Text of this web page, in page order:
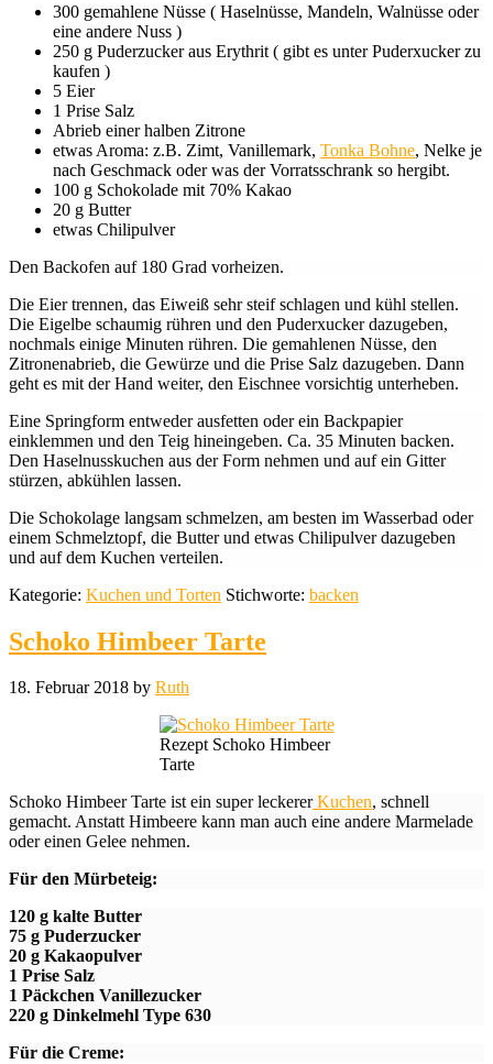
300 gemahlene Nüsse ( Haselnüsse, Mandeln, Walnüsse oder
eine andere Nuss )
250 g Puderzucker aus Erythrit ( gibt es unter Puderxucker zu
kaufen )
5 Eier
1 Prise Salz
Abrieb einer halben Zitrone
etwas Aroma: z.B. Zimt, Vanillemark, Tonka Bohne, Nelke je
nach Geschmack oder was der Vorratsschrank so hergibt.
100 g Schokolade mit 70% Kakao
20 g Butter
etwas Chilipulver
Den Backofen auf 180 Grad vorheizen.
Die Eier trennen, das Eiweiß sehr steif schlagen und kühl stellen.
Die Eigelbe schaumig rühren und den Puderxucker dazugeben,
nochmals einige Minuten rühren. Die gemahlenen Nüsse, den
Zitronenabrieb, die Gewürze und die Prise Salz dazugeben. Dann
geht es mit der Hand weiter, den Eischnee vorsichtig unterheben.
Eine Springform entweder ausfetten oder ein Backpapier
einklemmen und den Teig hineingeben. Ca. 35 Minuten backen.
Den Haselnusskuchen aus der Form nehmen und auf ein Gitter
stürzen, abkühlen lassen.
Die Schokolage langsam schmelzen, am besten im Wasserbad oder
einem Schmelztopf, die Butter und etwas Chilipulver dazugeben
und auf dem Kuchen verteilen.
Kategorie: Kuchen und Torten Stichworte: backen
Schoko Himbeer Tarte
18. Februar 2018 by Ruth
Rezept Schoko Himbeer
Tarte
Schoko Himbeer Tarte ist ein super leckerer Kuchen, schnell
gemacht. Anstatt Himbeere kann man auch eine andere Marmelade
oder einen Gelee nehmen.
Für den Mürbeteig:
120 g kalte Butter
75 g Puderzucker
20 g Kakaopulver
1 Prise Salz
1 Päckchen Vanillezucker
220 g Dinkelmehl Type 630
Für die Creme: